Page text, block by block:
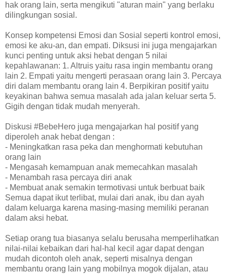
hak orang lain, serta mengikuti "aturan main" yang berlaku
dilingkungan sosial.
Konsep kompetensi Emosi dan Sosial seperti kontrol emosi,
emosi ke aku-an, dan empati. Diksusi ini juga mengajarkan
kunci penting untuk aksi hebat dengan 5 nilai
kepahlawanan: 1. Altruis yaitu rasa ingin membantu orang
lain 2. Empati yaitu mengerti perasaan orang lain 3. Percaya
diri dalam membantu orang lain 4. Berpikiran positif yaitu
keyakinan bahwa semua masalah ada jalan keluar serta 5.
Gigih dengan tidak mudah menyerah.
Diskusi #BebeHero juga mengajarkan hal positif yang
diperoleh anak hebat dengan :
- Meningkatkan rasa peka dan menghormati kebutuhan
orang lain
- Mengasah kemampuan anak memecahkan masalah
- Menambah rasa percaya diri anak
- Membuat anak semakin termotivasi untuk berbuat baik
Semua dapat ikut terlibat, mulai dari anak, ibu dan ayah
dalam keluarga karena masing-masing memiliki peranan
dalam aksi hebat.
Setiap orang tua biasanya selalu berusaha memperlihatkan
nilai-nilai kebaikan dari hal-hal kecil agar dapat dengan
mudah dicontoh oleh anak, seperti misalnya dengan
membantu orang lain yang mobilnya mogok dijalan, atau